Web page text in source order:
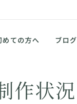
めての方へ ブログ
作状況